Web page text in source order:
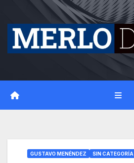
content
GUSTAVO MENÉNDEZ SIN CATEGORÍA